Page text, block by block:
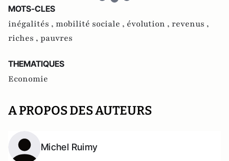
MOTS-CLES
inégalités , mobilité sociale , évolution , revenus ,
riches , pauvres
THEMATIQUES
Economie
A PROPOS DES AUTEURS
Michel Ruimy